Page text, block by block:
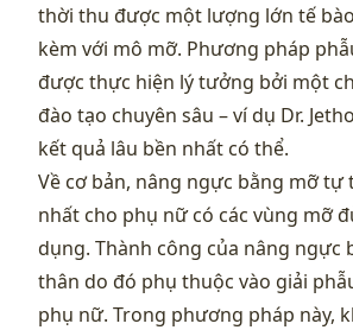
thời thu được một lượng lớn tế
kèm với mô mỡ. Phương pháp
được thực hiện lý tưởng bởi một
đào tạo chuyên sâu – ví dụ Dr.
kết quả lâu bền nhất có thể.
Về cơ bản, nâng ngực bằng mỡ tự
nhất cho phụ nữ có các vùng mỡ
dụng. Thành công của nâng ngực
thân do đó phụ thuộc vào giải
phụ nữ. Trong phương pháp này,